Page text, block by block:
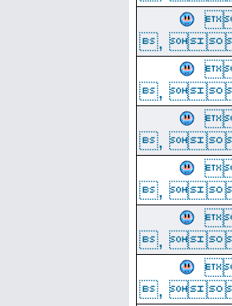
,
,
,
,
,
,